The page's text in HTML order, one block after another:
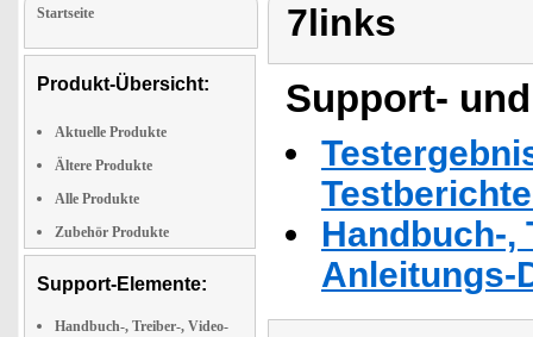
Startseite
Produkt-Übersicht:
Aktuelle Produkte
Ältere Produkte
Alle Produkte
Zubehör Produkte
Support-Elemente:
Handbuch-, Treiber-, Video-
7links
Support-
Handbuch-,
Anleitungs-